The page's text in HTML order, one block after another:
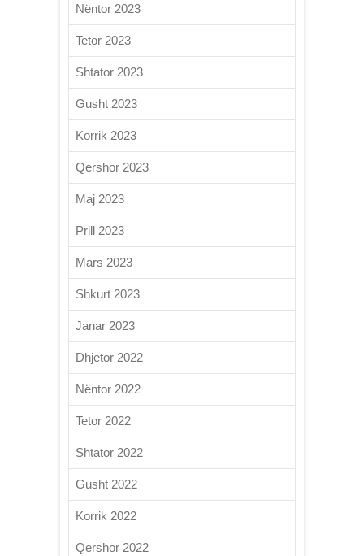
Nëntor 2023
Tetor 2023
Shtator 2023
Gusht 2023
Korrik 2023
Qershor 2023
Maj 2023
Prill 2023
Mars 2023
Shkurt 2023
Janar 2023
Dhjetor 2022
Nëntor 2022
Tetor 2022
Shtator 2022
Gusht 2022
Korrik 2022
Qershor 2022